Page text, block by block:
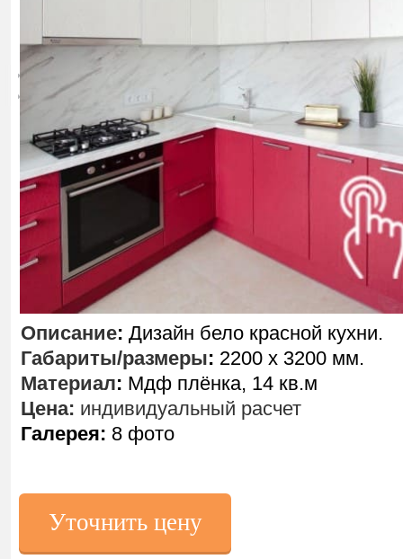
Уточнить цену
Описание: Дизайн бело красной кухни.
Габариты/размеры: 2200 х 3200 мм.
Материал: Мдф плёнка, 14 кв.м
Цена: индивидуальный расчет
Галерея: 8 фото